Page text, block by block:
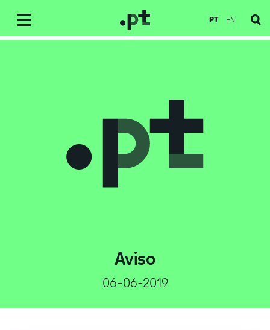
PT EN
Aviso
06-06-2019